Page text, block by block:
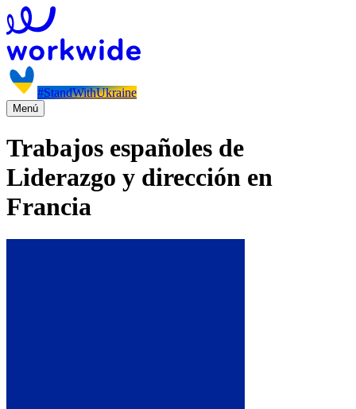
#StandWithUkraine
Menú
Trabajos españoles de
Liderazgo y dirección en
Francia